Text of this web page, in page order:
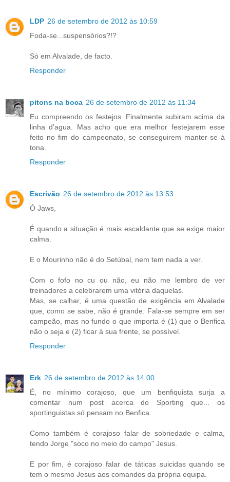
LDP 26 de setembro de 2012 às 10:59
Foda-se...suspensòrios?!?
Sò em Alvalade, de facto.
Responder
pitons na boca 26 de setembro de 2012 às 11:34
Eu compreendo os festejos. Finalmente subiram acima da
linha d'agua. Mas acho que era melhor festejarem esse
feito no fim do campeonato, se conseguirem manter-se à
tona.
Responder
Escrivão 26 de setembro de 2012 às 13:53
Ó Jaws,
É quando a situação é mais escaldante que se exige maior
calma.
E o Mourinho não é do Setúbal, nem tem nada a ver.
Com o fofo no cu ou não, eu não me lembro de ver
treinadores a celebrarem uma vitória daquelas.
Mas, se calhar, é uma questão de exigência em Alvalade
que, como se sabe, não é grande. Fala-se sempre em ser
campeão, mas no fundo o que importa é (1) que o Benfica
não o seja e (2) ficar à sua frente, se possível.
Responder
Erk 26 de setembro de 2012 às 14:00
É, no mínimo corajoso, que um benfiquista surja a
comentar num post acerca do Sporting que... os
sportinguistas só pensam no Benfica.
Como também é corajoso falar de sobriedade e calma,
tendo Jorge "soco no meio do campo" Jesus.
E por fim, é corajoso falar de táticas suicidas quando se
tem o mesmo Jesus aos comandos da própria equipa.